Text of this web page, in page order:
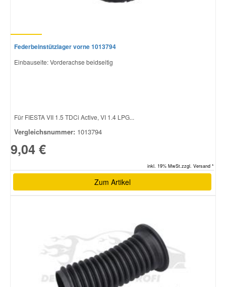
Federbeinstützlager vorne 1013794
Einbauseite: Vorderachse beidseitig
Für FIESTA VII 1.5 TDCi Active, VI 1.4 LPG...
Vergleichsnummer: 1013794
9,04 €
inkl. 19% MwSt.zzgl. Versand *
Zum Artikel